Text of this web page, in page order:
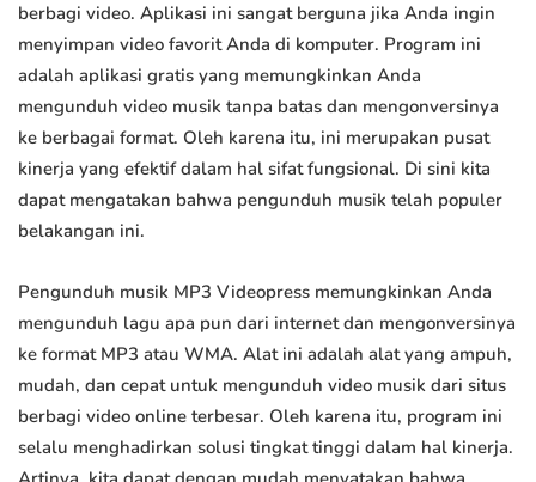
berbagi video. Aplikasi ini sangat berguna jika Anda ingin
menyimpan video favorit Anda di komputer. Program ini
adalah aplikasi gratis yang memungkinkan Anda
mengunduh video musik tanpa batas dan mengonversinya
ke berbagai format. Oleh karena itu, ini merupakan pusat
kinerja yang efektif dalam hal sifat fungsional. Di sini kita
dapat mengatakan bahwa pengunduh musik telah populer
belakangan ini.
Pengunduh musik MP3 Videopress memungkinkan Anda
mengunduh lagu apa pun dari internet dan mengonversinya
ke format MP3 atau WMA. Alat ini adalah alat yang ampuh,
mudah, dan cepat untuk mengunduh video musik dari situs
berbagi video online terbesar. Oleh karena itu, program ini
selalu menghadirkan solusi tingkat tinggi dalam hal kinerja.